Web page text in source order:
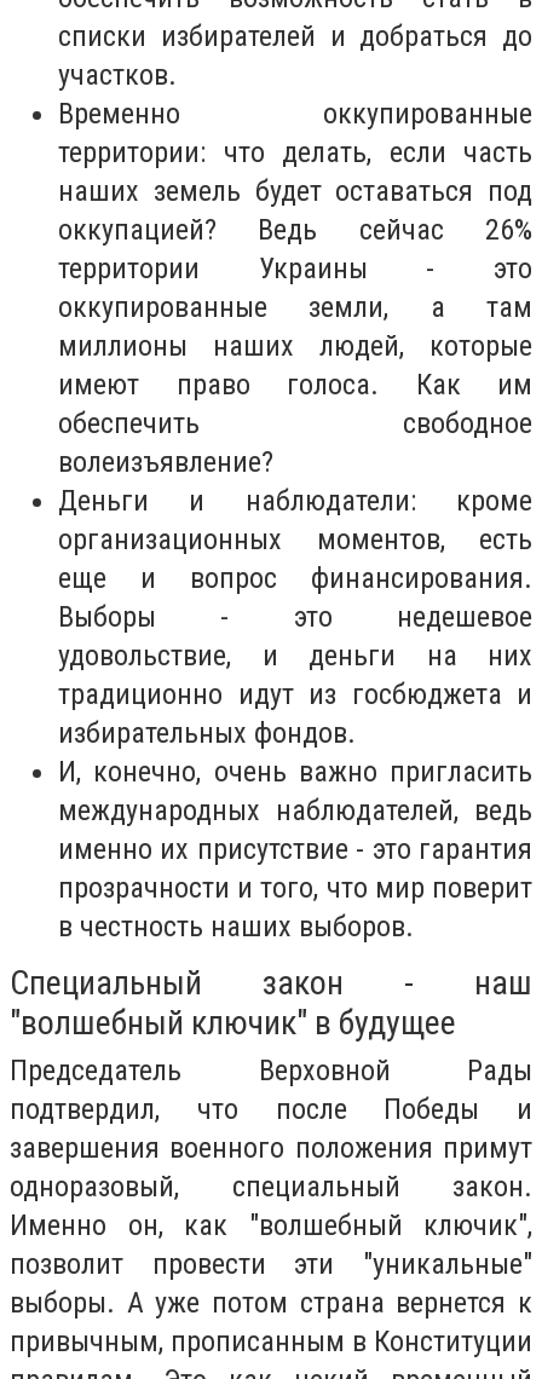
списки избирателей и добраться до
участков.
Временно оккупированные
территории: что делать, если часть
наших земель будет оставаться под
оккупацией? Ведь сейчас 26%
территории Украины - это
оккупированные земли, а там
миллионы наших людей, которые
имеют право голоса. Как им
обеспечить свободное
волеизъявление?
Деньги и наблюдатели: кроме
организационных моментов, есть
еще и вопрос финансирования.
Выборы - это недешевое
удовольствие, и деньги на них
традиционно идут из госбюджета и
избирательных фондов.
И, конечно, очень важно пригласить
международных наблюдателей, ведь
именно их присутствие - это гарантия
прозрачности и того, что мир поверит
в честность наших выборов.
Специальный закон - наш
"волшебный ключик" в будущее
Председатель Верховной Рады
подтвердил, что после Победы и
завершения военного положения примут
одноразовый, специальный закон.
Именно он, как "волшебный ключик",
позволит провести эти "уникальные"
выборы. А уже потом страна вернется к
привычным, прописанным в Конституции